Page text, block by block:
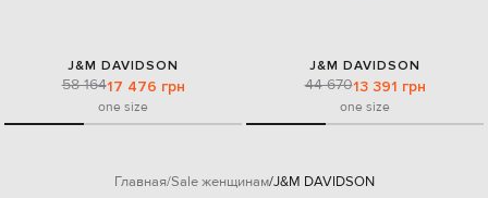
J&M DAVIDSON
58 16417 476 грн
one size
J&M DAVIDSON
44 67013 391 грн
one size
Главная Sale женщинам J&M DAVIDSON